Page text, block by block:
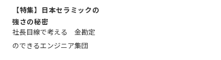
【特集】日本セラミックの
強さの秘密
社長目線で考える 金勘定
のできるエンジニア集団